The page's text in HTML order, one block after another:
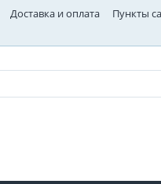
Доставка и оплата Пункты